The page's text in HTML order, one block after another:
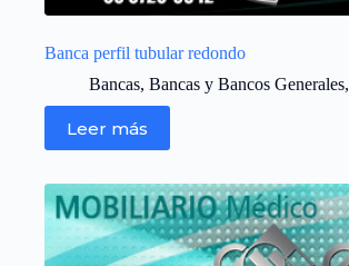
Banca perfil tubular redondo
Bancas, Bancas y Bancos Generales,
Leer más